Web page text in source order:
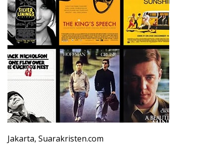
Jakarta, Suarakristen.com